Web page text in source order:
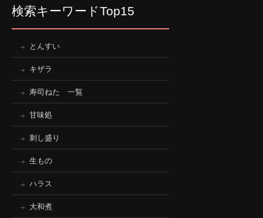
検索キーワードTop15
とんすい
キザラ
寿司ねた 一覧
甘味処
刺し盛り
生もの
ハラス
大和煮